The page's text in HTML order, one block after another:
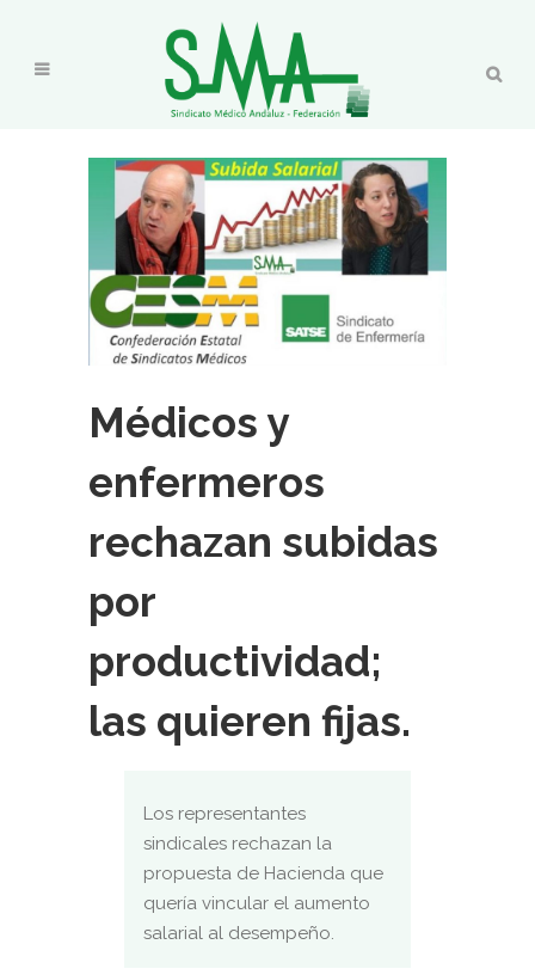
Médicos y
enfermeros
rechazan subidas
por
productividad;
las quieren fijas.
Los representantes
sindicales rechazan la
propuesta de Hacienda que
quería vincular el aumento
salarial al desempeño.